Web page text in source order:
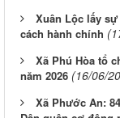
Xuân Lộc lấy
cách hành chính
Xã Phú Hòa tổ
năm 2026 (16/06/
Xã Phước An: